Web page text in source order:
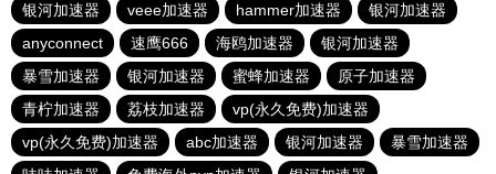
银河加速器
veee加速器 hammer加速器
银河加速器
anyconnect
速鹰666 海鸥加速器
银河加速器
暴雪加速器
银河加速器 蜜蜂加速器
原子加速器
青柠加速器
荔枝加速器
vp(永久免费)加速器
vp(永久免费)加速器
abc加速器 银河加速器
暴雪加速器